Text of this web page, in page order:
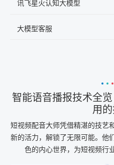
讯飞星火认知大模型
大模型客服
智能语音播报技术全
用
短视频配音大师凭借精湛的技艺
新的活力，解锁了无限可能。他
色的内心世界，为短视频行